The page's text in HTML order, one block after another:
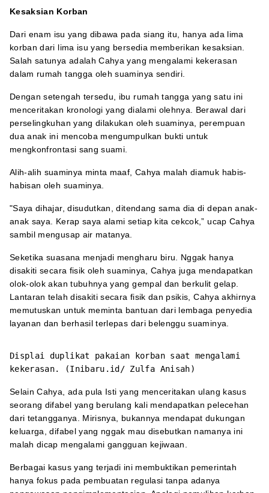
Kesaksian Korban
Dari enam isu yang dibawa pada siang itu, hanya ada lima
korban dari lima isu yang bersedia memberikan kesaksian.
Salah satunya adalah Cahya yang mengalami kekerasan
dalam rumah tangga oleh suaminya sendiri.
Dengan setengah tersedu, ibu rumah tangga yang satu ini
menceritakan kronologi yang dialami olehnya. Berawal dari
perselingkuhan yang dilakukan oleh suaminya, perempuan
dua anak ini mencoba mengumpulkan bukti untuk
mengkonfrontasi sang suami.
Alih-alih suaminya minta maaf, Cahya malah diamuk habis-
habisan oleh suaminya.
"Saya dihajar, disudutkan, ditendang sama dia di depan anak-
anak saya. Kerap saya alami setiap kita cekcok,” ucap Cahya
sambil mengusap air matanya.
Seketika suasana menjadi mengharu biru. Nggak hanya
disakiti secara fisik oleh suaminya, Cahya juga mendapatkan
olok-olok akan tubuhnya yang gempal dan berkulit gelap.
Lantaran telah disakiti secara fisik dan psikis, Cahya akhirnya
memutuskan untuk meminta bantuan dari lembaga penyedia
layanan dan berhasil terlepas dari belenggu suaminya.
Displai duplikat pakaian korban saat mengalami
kekerasan. (Inibaru.id/ Zulfa Anisah)
Selain Cahya, ada pula Isti yang menceritakan ulang kasus
seorang difabel yang berulang kali mendapatkan pelecehan
dari tetangganya. Mirisnya, bukannya mendapat dukungan
keluarga, difabel yang nggak mau disebutkan namanya ini
malah dicap mengalami gangguan kejiwaan.
Berbagai kasus yang terjadi ini membuktikan pemerintah
hanya fokus pada pembuatan regulasi tanpa adanya